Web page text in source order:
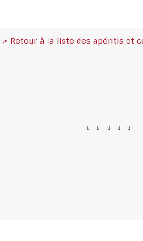
> Retour à la liste des apéritis et